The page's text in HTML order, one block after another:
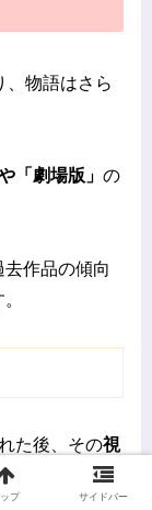
、物語はさら
「劇場版」 の
作品の傾向
た後、その視
以上の成果を
。
ップ サイドバー